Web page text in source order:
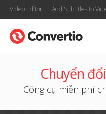
Video Editor Add Subtitles to
Chuyển
Công cụ miễn phí